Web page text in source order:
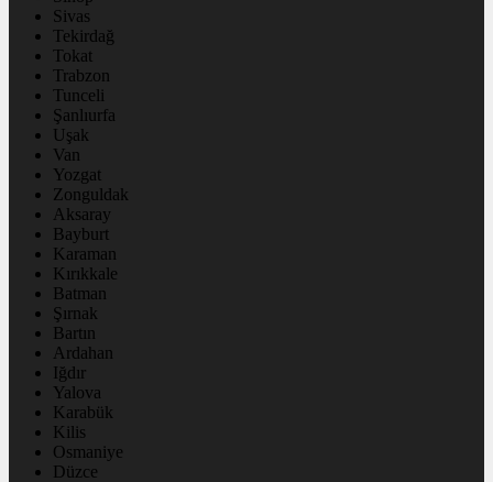
Sivas
Tekirdağ
Tokat
Trabzon
Tunceli
Şanlıurfa
Uşak
Van
Yozgat
Zonguldak
Aksaray
Bayburt
Karaman
Kırıkkale
Batman
Şırnak
Bartın
Ardahan
Iğdır
Yalova
Karabük
Kilis
Osmaniye
Düzce